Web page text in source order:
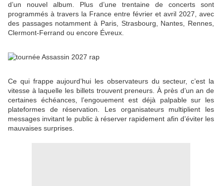
d’un nouvel album. Plus d’une trentaine de concerts sont
programmés à travers la France entre février et avril 2027, avec
des passages notamment à Paris, Strasbourg, Nantes, Rennes,
Clermont-Ferrand ou encore Évreux.
Ce qui frappe aujourd’hui les observateurs du secteur, c’est la
vitesse à laquelle les billets trouvent preneurs. À près d’un an de
certaines échéances, l’engouement est déjà palpable sur les
plateformes de réservation. Les organisateurs multiplient les
messages invitant le public à réserver rapidement afin d’éviter les
mauvaises surprises.